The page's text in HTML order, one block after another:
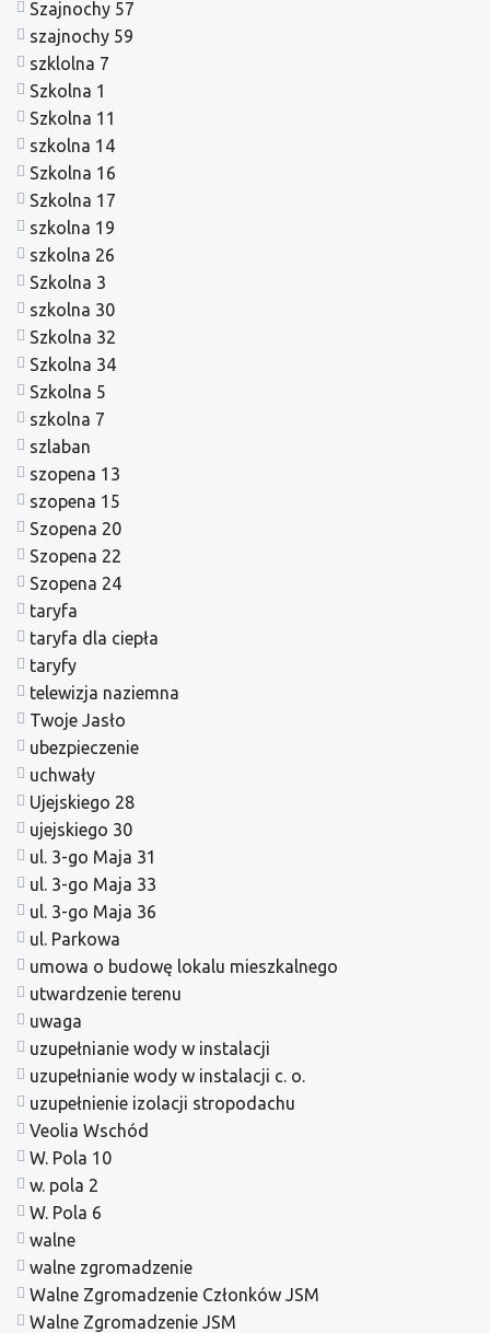
Szajnochy 57
szajnochy 59
szklolna 7
Szkolna 1
Szkolna 11
szkolna 14
Szkolna 16
Szkolna 17
szkolna 19
szkolna 26
Szkolna 3
szkolna 30
Szkolna 32
Szkolna 34
Szkolna 5
szkolna 7
szlaban
szopena 13
szopena 15
Szopena 20
Szopena 22
Szopena 24
taryfa
taryfa dla ciepła
taryfy
telewizja naziemna
Twoje Jasło
ubezpieczenie
uchwały
Ujejskiego 28
ujejskiego 30
ul. 3-go Maja 31
ul. 3-go Maja 33
ul. 3-go Maja 36
ul. Parkowa
umowa o budowę lokalu mieszkalnego
utwardzenie terenu
uwaga
uzupełnianie wody w instalacji
uzupełnianie wody w instalacji c. o.
uzupełnienie izolacji stropodachu
Veolia Wschód
W. Pola 10
w. pola 2
W. Pola 6
walne
walne zgromadzenie
Walne Zgromadzenie Członków JSM
Walne Zgromadzenie JSM